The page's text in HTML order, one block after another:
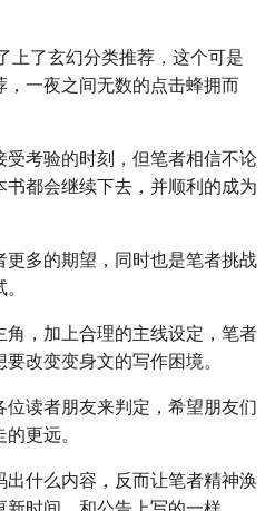
上了玄幻分类推荐，这个可是
一夜之间无数的点击蜂拥而
考验的时刻，但笔者相信不论
都会继续下去，并顺利的成为
多的期望，同时也是笔者挑战
，加上合理的主线设定，笔者
改变变身文的写作困境。
读者朋友来判定，希望朋友们
更远。
什么内容，反而让笔者精神涣